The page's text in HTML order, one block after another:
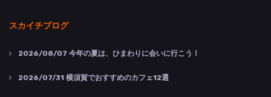
スカイチブログ
2026/08/07 今年の夏は、ひまわりに会いに行こう！
2026/07/31 横須賀でおすすめのカフェ12選